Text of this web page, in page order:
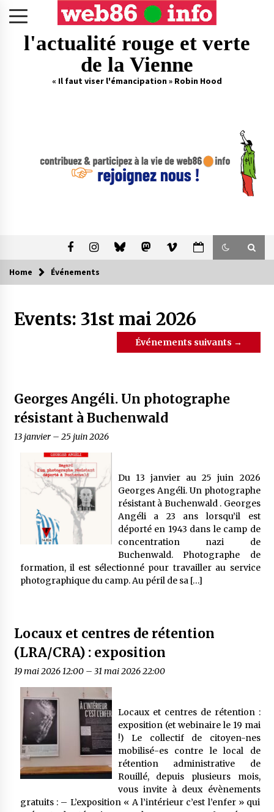
l'actualité rouge et verte
de la Vienne
« Il faut viser l'émancipation » Robin Hood
Home Événements
Events: 31st mai 2026
Événements suivants →
Georges Angéli. Un photographe
résistant à Buchenwald
13 janvier– 25 juin 2026
Du 13 janvier au 25 juin 2026
Georges Angéli. Un photographe
résistant à Buchenwald . Georges
Angéli a 23 ans lorsqu’il est
déporté en 1943 dans le camp de
concentration nazi de
Buchenwald. Photographe de
formation, il est sélectionné pour travailler au service
photographique du camp. Au péril de sa […]
Locaux et centres de rétention
(LRA/CRA) : exposition
19 mai 2026 12:00– 31 mai 2026 22:00
Locaux et centres de rétention :
exposition (et webinaire le 19 mai
!) Le collectif de citoyen-nes
mobilisé-es contre le local de
rétention administrative de
Rouillé, depuis plusieurs mois,
vous invite à deux évènements
gratuits : – L’exposition « A l’intérieur c’est l’enfer » qui